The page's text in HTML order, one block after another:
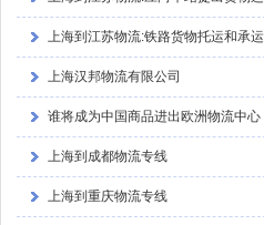
上海到江苏物流:铁路货物托运和承运
的程序上海汉邦物流有限公司
谁将成为中国商品进出欧洲物流中心
上海到成都物流专线
上海到重庆物流专线
上海到四川物流专线